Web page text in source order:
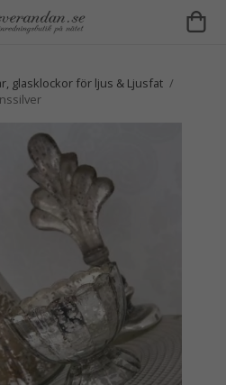
glasklockor för ljus & Ljusfat /